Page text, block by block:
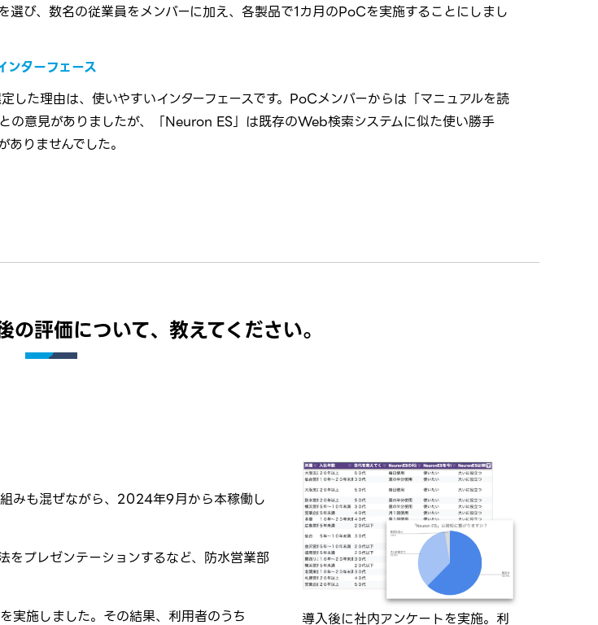
選び、数名の従業員をメンバーに加え、各製品で1カ月のPoCを実施することにしまし
ンターフェース
した理由は、使いやすいインターフェースです。PoCメンバーからは「マニュアルを読
の意見がありましたが、「Neuron ES」は既存のWeb検索システムに似た使い勝手
りませんでした。
評価について、教えてください。
みも混ぜながら、2024年9月から本稼働し
プレゼンテーションするなど、防水営業部
実施しました。その結果、利用者のうち
導入後に社内アンケートを実施。利